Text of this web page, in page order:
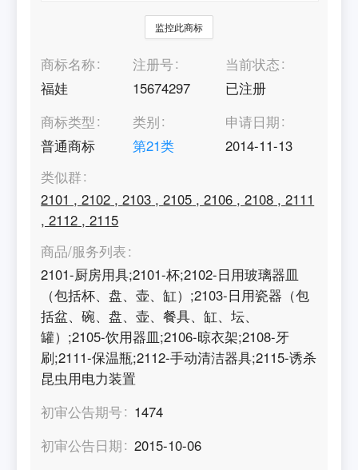
监控此商标
商标名称
福娃
注册号
15674297
当前状态
已注册
商标类型
普通商标
类别
第21类
申请日期
2014-11-13
类似群
2101 ,2102 ,2103 ,2105 ,2106 ,2108 ,2111
,2112 ,2115
商品/服务列表
2101-厨房用具;2101-杯;2102-日用玻璃器皿
（包括杯、盘、壶、缸）;2103-日用瓷器（包
括盆、碗、盘、壶、餐具、缸、坛、
罐）;2105-饮用器皿;2106-晾衣架;2108-牙
刷;2111-保温瓶;2112-手动清洁器具;2115-诱杀
昆虫用电力装置
初审公告期号
1474
初审公告日期
2015-10-06